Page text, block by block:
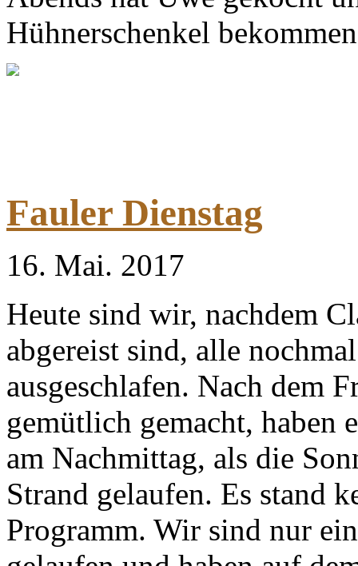
Hühnerschenkel
Fauler Dienstag
16. Mai. 2017
Heute sind wir, nachdem
abgereist sind, alle
ausgeschlafen. Nach dem
gemütlich gemacht, haben
am Nachmittag, als die
Strand gelaufen. Es stand
Programm. Wir sind nur